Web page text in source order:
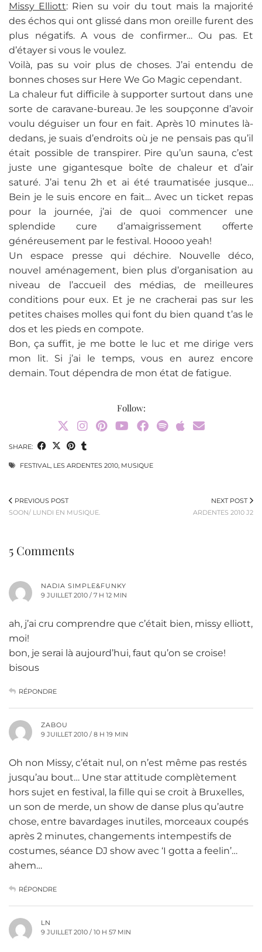
Missy Elliott: Rien su voir du tout mais la majorité
des échos qui ont glissé dans mon oreille furent des
plus négatifs. A vous de confirmer… Ou pas. Et
d’étayer si vous le voulez.
Voilà, pas su voir plus de choses. J’ai entendu de
bonnes choses sur Here We Go Magic cependant.
La chaleur fut difficile à supporter surtout dans une
sorte de caravane-bureau. Je les soupçonne d’avoir
voulu déguiser un four en fait. Après 10 minutes là-
dedans, je suais d’endroits où je ne pensais pas qu’il
était possible de transpirer. Pire qu’un sauna, c’est
juste une gigantesque boîte de chaleur et d’air
saturé. J’ai tenu 2h et ai été traumatisée jusque…
Bein je le suis encore en fait… Avec un ticket repas
pour la journée, j’ai de quoi commencer une
splendide cure d’amaigrissement offerte
généreusement par le festival. Hoooo yeah!
Un espace presse qui déchire. Nouvelle déco,
nouvel aménagement, bien plus d’organisation au
niveau de l’accueil des médias, de meilleures
conditions pour eux. Et je ne cracherai pas sur les
petites chaises molles qui font du bien quand t’as le
dos et les pieds en compote.
Bon, ça suffit, je me botte le luc et me dirige vers
mon lit. Si j’ai le temps, vous en aurez encore
demain. Tout dépendra de mon état de fatigue.
Follow:
SHARE:
FESTIVAL, LES ARDENTES 2010, MUSIQUE
PREVIOUS POST
SOON/ LUNDI EN MUSIQUE.
NEXT POST
ARDENTES 2010 J2
5 Comments
NADIA SIMPLE&FUNKY
9 JUILLET 2010 / 7 H 12 MIN
ah, j’ai cru comprendre que c’était bien, missy elliott,
moi!
bon, je serai là aujourd’hui, faut qu’on se croise!
bisous
RÉPONDRE
ZABOU
9 JUILLET 2010 / 8 H 19 MIN
Oh non Missy, c’était nul, on n’est même pas restés
jusqu’au bout… Une star attitude complètement
hors sujet en festival, la fille qui se croit à Bruxelles,
un son de merde, un show de danse plus qu’autre
chose, entre bavardages inutiles, morceaux coupés
après 2 minutes, changements intempestifs de
costumes, séance DJ show avec ‘I gotta a feelin’…
ahem…
RÉPONDRE
LN
9 JUILLET 2010 / 10 H 57 MIN